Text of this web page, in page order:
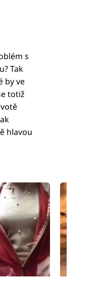
s
Tak
by ve
totiž
hlavou